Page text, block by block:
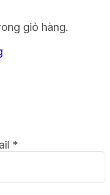
giỏ hàng.
*